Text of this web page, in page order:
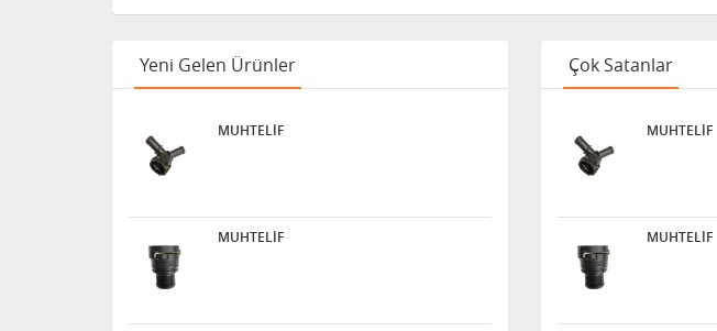
Yeni Gelen Ürünler
MUHTELİF
MUHTELİF
Çok Satanlar
MUHTELİF
MUHTELİF